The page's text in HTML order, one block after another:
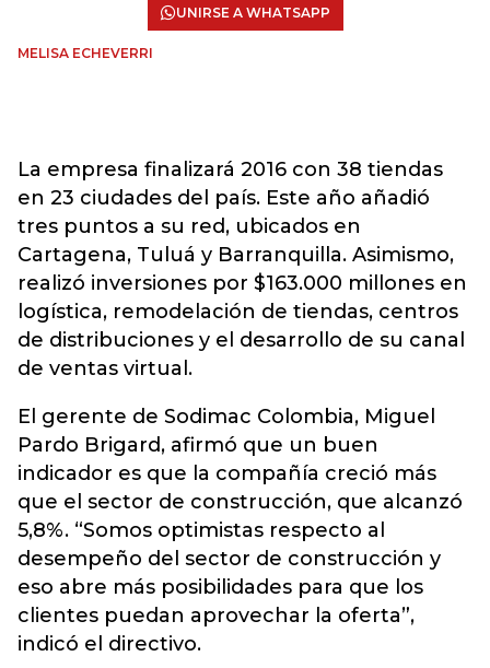
UNIRSE A WHATSAPP
MELISA ECHEVERRI
La empresa finalizará 2016 con 38 tiendas
en 23 ciudades del país. Este año añadió
tres puntos a su red, ubicados en
Cartagena, Tuluá y Barranquilla. Asimismo,
realizó inversiones por $163.000 millones en
logística, remodelación de tiendas, centros
de distribuciones y el desarrollo de su canal
de ventas virtual.
El gerente de Sodimac Colombia, Miguel
Pardo Brigard, afirmó que un buen
indicador es que la compañía creció más
que el sector de construcción, que alcanzó
5,8%. “Somos optimistas respecto al
desempeño del sector de construcción y
eso abre más posibilidades para que los
clientes puedan aprovechar la oferta”,
indicó el directivo.